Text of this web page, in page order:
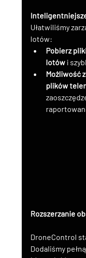
Ułatwiliśmy
lotów:
Pobierz
lotów i
Możliwość
plików
Rozszerzanie
DroneControl
Dodaliśmy